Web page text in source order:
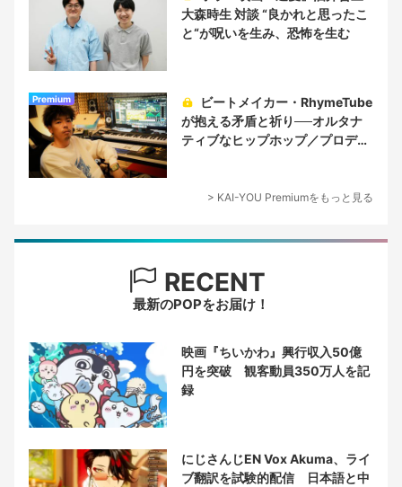
大森時生 対談 “良かれと思ったこ
と“が呪いを生み、恐怖を生む
Premium
が抱える矛盾と祈り──オルタナ
ティブなヒップホップ／プロデュ
> KAI-YOU Premiumをもっと見る
RECENT
最新のPOPをお届け！
映画『ちいかわ』興行収入50億
円を突破 観客動員350万人を記
録
にじさんじEN Vox Akuma、ライ
ブ翻訳を試験的配信 日本語と中